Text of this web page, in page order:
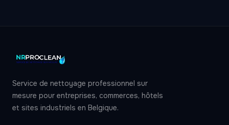
Service de nettoyage professionnel sur
mesure pour entreprises, commerces, hôtels
et sites industriels en Belgique.